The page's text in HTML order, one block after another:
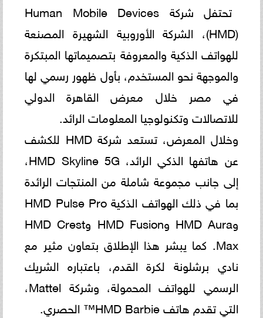
تحتفل شركة Human Mobile Devices
(HMD)، الشركة الأوروبية الشهيرة المصنعة
للهواتف الذكية والمعروفة بتصميماتها المبتكرة
والموجهة نحو المستخدم، بأول ظهور رسمي لها
في مصر خلال معرض القاهرة الدولي
للاتصالات وتكنولوجيا المعلومات الرائد.
وخلال المعرض، تستعد شركة HMD للكشف
عن هاتفها الذكي الرائد، HMD Skyline 5G،
إلى جانب مجموعة شاملة من المنتجات الرائدة
بما في ذلك الهواتف الذكية HMD Pulse Pro
وHMD Aura وHMD Fusion وHMD Crest
Max. كما يبشر هذا الإطلاق بتعاون مثير مع
نادي برشلونة لكرة القدم، باعتباره الشريك
الرسمي للهواتف المحمولة، وشركة Mattel،
التي تقدم هاتف HMD Barbie™️ الحصري.